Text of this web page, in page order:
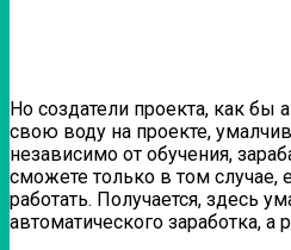
Но создатели проекта, как бы
свою воду на проекте,
независимо от обучения,
сможете только в том случае,
работать. Получается, здесь
автоматического заработка, а